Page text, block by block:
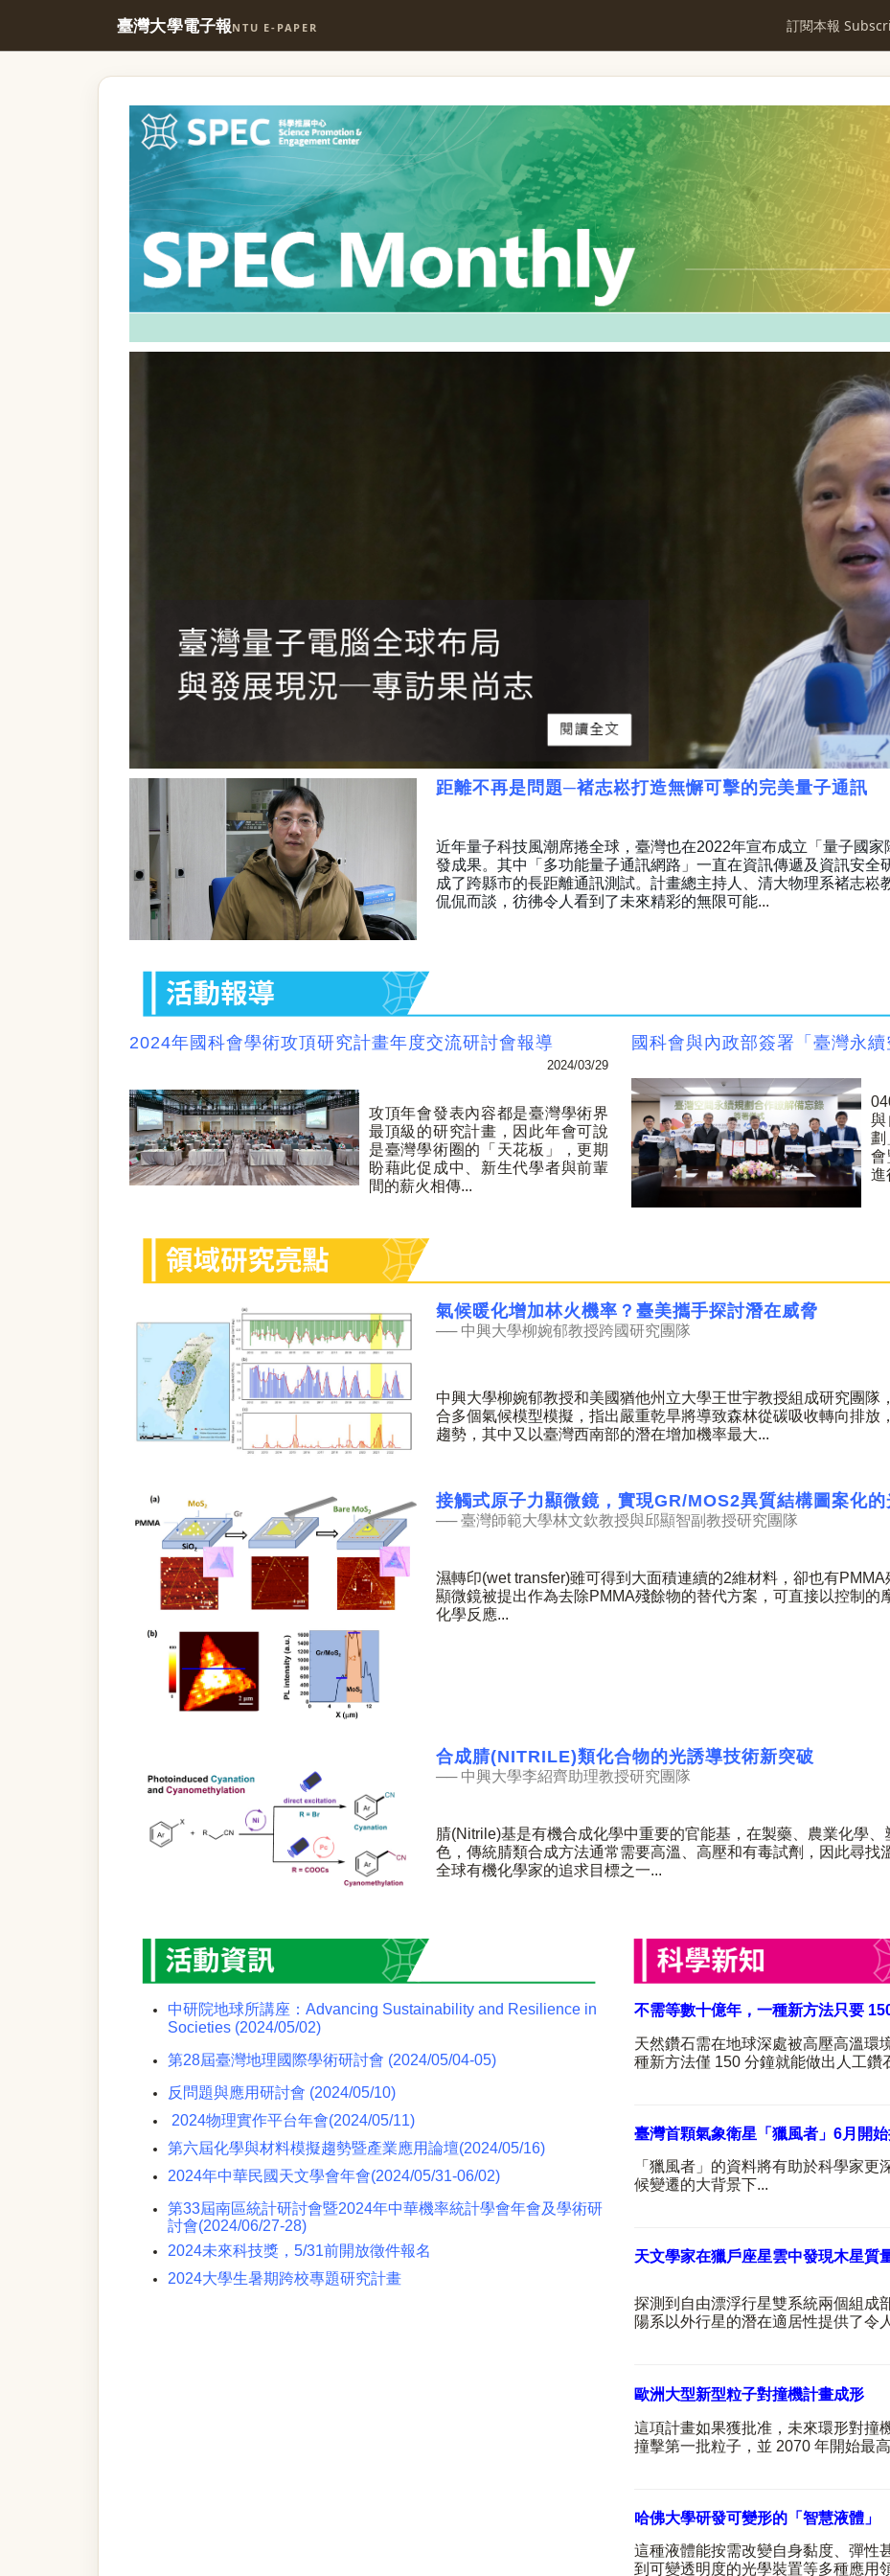
臺灣大學電子報NTU E-PAPER 訂閱本報
距離不再是問題─褚志崧打造無懈可擊的完美量子通訊
近年量子科技風潮席捲全球，臺灣也在2022年宣布成立「量子國家
發成果。其中「多功能量子通訊網路」一直在資訊傳遞及資訊安全
成了跨縣市的長距離通訊測試。計畫總主持人、清大物理系褚志崧
侃侃而談，彷彿令人看到了未來精彩的無限可能...
2024年國科會學術攻頂研究計畫年度交流研討會報導 國科會與內政部簽署「臺灣永
2024/03/29
攻頂年會發表內容都是臺灣學術界
最頂級的研究計畫，因此年會可說
是臺灣學術圈的「天花板」，更期
盼藉此促成中、新生代學者與前輩
間的薪火相傳...
劃
會
進
氣候暖化增加林火機率？臺美攜手探討潛在威脅
── 中興大學柳婉郁教授跨國研究團隊
中興大學柳婉郁教授和美國猶他州立大學王世宇教授組成研究團隊
合多個氣候模型模擬，指出嚴重乾旱將導致森林從碳吸收轉向排放
趨勢，其中又以臺灣西南部的潛在增加機率最大...
接觸式原子力顯微鏡，實現GR/MOS2異質結構圖案化的
──臺灣師範大學林文欽教授與邱顯智副教授研究團隊
濕轉印(wet transfer)雖可得到大面積連續的2維材料，卻也有PMMA
顯微鏡被提出作為去除PMMA殘餘物的替代方案，可直接以控制的
化學反應...
合成腈(NITRILE)類化合物的光誘導技術新突破
── 中興大學李紹齊助理教授研究團隊
腈(Nitrile)基是有機合成化學中重要的官能基，在製藥、農業化學
色，傳統腈類合成方法通常需要高溫、高壓和有毒試劑，因此尋找
全球有機化學家的追求目標之一...
中研院地球所講座：Advancing Sustainability and Resilience in
Societies (2024/05/02)
第28屆臺灣地理國際學術研討會 (2024/05/04-05)
反問題與應用研討會 (2024/05/10)
2024物理實作平台年會(2024/05/11)
第六屆化學與材料模擬趨勢暨產業應用論壇(2024/05/16)
2024年中華民國天文學會年會(2024/05/31-06/02)
第33屆南區統計研討會暨2024年中華機率統計學會年會及學術研
討會(2024/06/27-28)
2024未來科技獎，5/31前開放徵件報名
2024大學生暑期跨校專題研究計畫
不需等數十億年，一種新方法只要
天然鑽石需在地球深處被高壓高溫環
種新方法僅 150 分鐘就能做出人工鑽
臺灣首顆氣象衛星「獵風者」 6月開
「獵風者」的資料將有助於科學家
候變遷的大背景下...
天文學家在獵戶座星雲中發現木星質
探測到自由漂浮行星雙系統兩個組成
陽系以外行星的潛在適居性提供了令
歐洲大型新型粒子對撞機計畫成形
這項計畫如果獲批准，未來環形對撞
撞擊第一批粒子，並 2070 年開始最
哈佛大學研發可變形的「智慧液體」
這種液體能按需改變自身黏度、彈性
到可變透明度的光學裝置等多種應用